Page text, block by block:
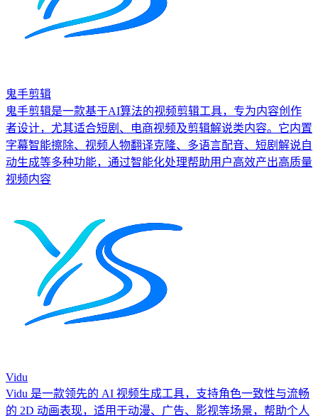
鬼手剪辑
鬼手剪辑是一款基于AI算法的视频剪辑工具，专为内容创作
者设计，尤其适合短剧、电商视频及剪辑解说类内容。它内置
字幕智能擦除、视频人物翻译克隆、多语言配音、短剧解说自
动生成等多种功能，通过智能化处理帮助用户高效产出高质量
视频内容
Vidu
Vidu 是一款领先的 AI 视频生成工具，支持角色一致性与流畅
的 2D 动画表现，适用于动漫、广告、影视等场景，帮助个人